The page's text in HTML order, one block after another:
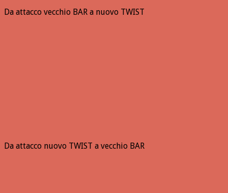
Da attacco vecchio BAR a nuovo TWIST
Da attacco nuovo TWIST a vecchio BAR